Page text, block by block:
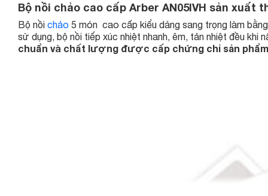
Bộ nồi chảo cao cấp Arber AN05IVH sản
Bộ nồi chảo 5 món cao cấp kiểu dáng sang trọng làm
sử dụng, bộ nồi tiếp xúc nhiệt nhanh, êm, tản nhiệt đều khi
chuẩn và chất lượng được cấp chứng chỉ sản phẩm